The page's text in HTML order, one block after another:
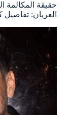
حقيقة المكالمة
العريان: تفاصيل